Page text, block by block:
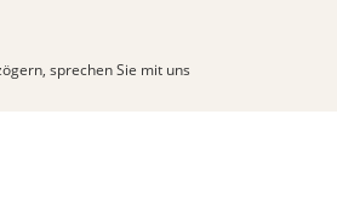
sprechen Sie mit uns